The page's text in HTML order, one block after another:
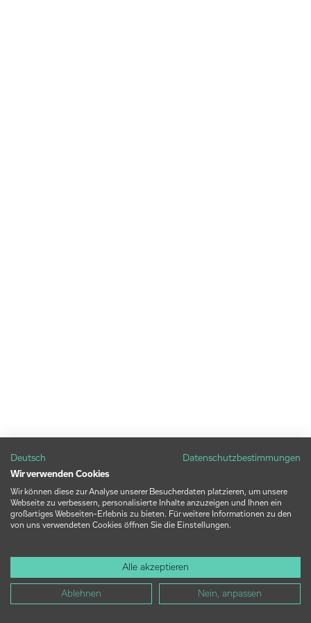
Deutsch
Datenschutzbestimmungen
Wir verwenden Cookies
Wir können diese zur Analyse unserer Besucherdaten platzieren, um unsere
Webseite zu verbessern, personalisierte Inhalte anzuzeigen und Ihnen ein
großartiges Webseiten-Erlebnis zu bieten. Für weitere Informationen zu den
von uns verwendeten Cookies öffnen Sie die Einstellungen.
Alle akzeptieren
Ablehnen Nein, anpassen